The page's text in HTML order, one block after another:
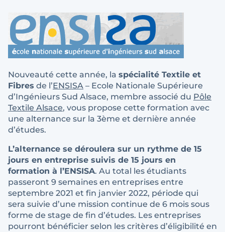
Nouveauté cette année, la spécialité Textile et
Fibres de l’ENSISA – Ecole Nationale Supérieure
d’Ingénieurs Sud Alsace, membre associé du Pôle
Textile Alsace, vous propose cette formation avec
une alternance sur la 3ème et dernière année
d’études.
L’alternance se déroulera sur un rythme de 15
jours en entreprise suivis de 15 jours en
formation à l’ENSISA. Au total les étudiants
passeront 9 semaines en entreprises entre
septembre 2021 et fin janvier 2022, période qui
sera suivie d’une mission continue de 6 mois sous
forme de stage de fin d’études. Les entreprises
pourront bénéficier selon les critères d’éligibilité en